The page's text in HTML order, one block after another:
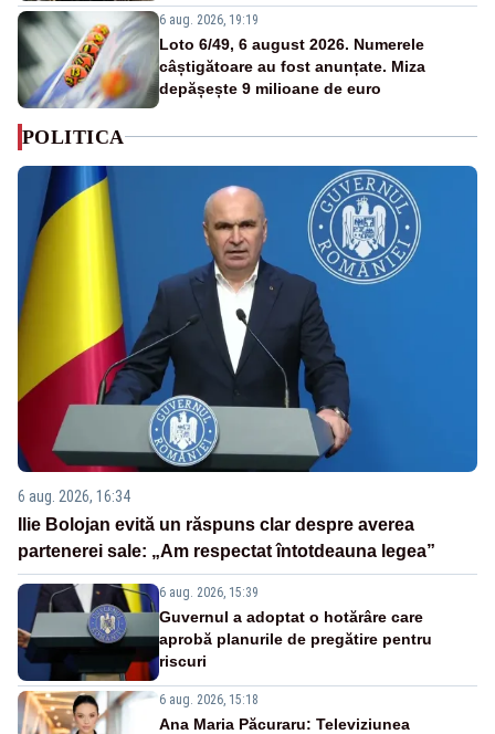
6 aug. 2026, 19:19
Loto 6/49, 6 august 2026. Numerele
câștigătoare au fost anunțate. Miza
depășește 9 milioane de euro
POLITICA
6 aug. 2026, 16:34
Ilie Bolojan evită un răspuns clar despre averea
partenerei sale: „Am respectat întotdeauna legea”
6 aug. 2026, 15:39
Guvernul a adoptat o hotărâre care
aprobă planurile de pregătire pentru
riscuri
6 aug. 2026, 15:18
Ana Maria Păcuraru: Televiziunea